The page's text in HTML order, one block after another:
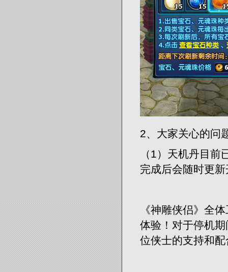
2、大家关心的问
（1）天机丹目
完成后会随时更
《神雕侠侣》全
体验！对于停机
位侠士的支持和